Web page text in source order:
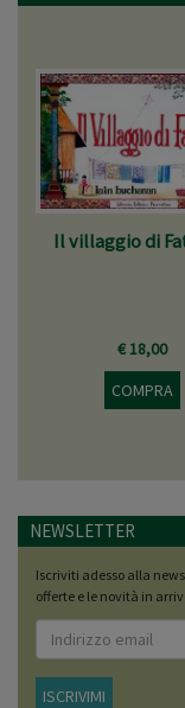
Il villaggio di
€ 18,00
COMPRA
NEWSLETTER
Iscriviti adesso alla
offerte e le novità in
ISCRIVIMI